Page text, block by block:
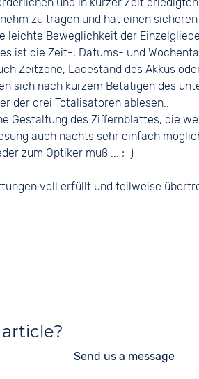
zu tragen und hat einen
leichte Beweglichkeit der
ist die Zeit-, Datums- und
Zeitzone, Ladestand des Akkus
sich nach kurzem Betätigen des
der drei Totalisatoren ablesen..
Gestaltung des Ziffernblattes, die
auch nachts sehr einfach
zum Optiker muß ... ;-)
voll erfüllt und teilweise
Send us a message